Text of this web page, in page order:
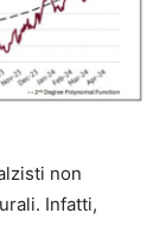
non
Infatti,